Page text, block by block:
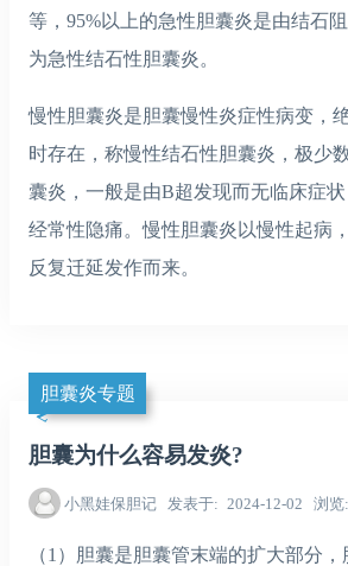
等，95%以上的急性胆囊炎是由结石
为急性结石性胆囊炎。
慢性胆囊炎是胆囊慢性炎症性病变，
时存在，称慢性结石性胆囊炎，极少
囊炎，一般是由B超发现而无临床症
经常性隐痛。慢性胆囊炎以慢性起病
反复迁延发作而来。
胆囊炎专题
胆囊为什么容易发炎?
小黑娃保胆记 发表于 2024-12-02 浏览
（1）胆囊是胆囊管末端的扩大部分